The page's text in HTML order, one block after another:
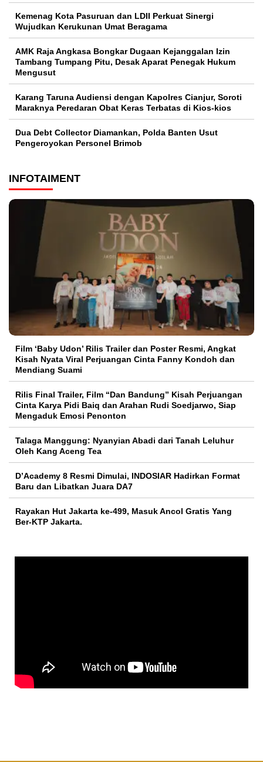
Kemenag Kota Pasuruan dan LDII Perkuat Sinergi
Wujudkan Kerukunan Umat Beragama
AMK Raja Angkasa Bongkar Dugaan Kejanggalan Izin
Tambang Tumpang Pitu, Desak Aparat Penegak Hukum
Mengusut
Karang Taruna Audiensi dengan Kapolres Cianjur, Soroti
Maraknya Peredaran Obat Keras Terbatas di Kios-kios
Dua Debt Collector Diamankan, Polda Banten Usut
Pengeroyokan Personel Brimob
INFOTAIMENT
Film ‘Baby Udon’ Rilis Trailer dan Poster Resmi, Angkat
Kisah Nyata Viral Perjuangan Cinta Fanny Kondoh dan
Mendiang Suami
Rilis Final Trailer, Film “Dan Bandung” Kisah Perjuangan
Cinta Karya Pidi Baiq dan Arahan Rudi Soedjarwo, Siap
Mengaduk Emosi Penonton
Talaga Manggung: Nyanyian Abadi dari Tanah Leluhur
Oleh Kang Aceng Tea
D’Academy 8 Resmi Dimulai, INDOSIAR Hadirkan Format
Baru dan Libatkan Juara DA7
Rayakan Hut Jakarta ke-499, Masuk Ancol Gratis Yang
Ber-KTP Jakarta.